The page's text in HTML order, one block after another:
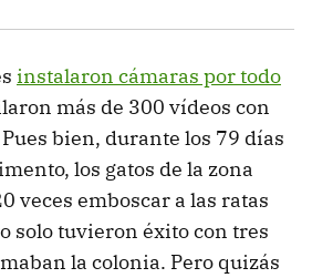
instalaron cámaras por todo
más de 300 vídeos con
bien, durante los 79 días
los gatos de la zona
veces emboscar a las ratas
solo tuvieron éxito con tres
la colonia. Pero quizás